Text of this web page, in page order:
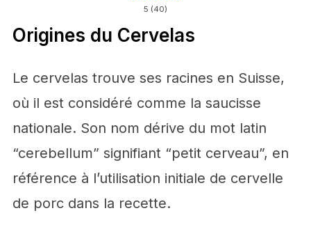
5 (40)
Origines du Cervelas
Le cervelas trouve ses racines en Suisse,
où il est considéré comme la saucisse
nationale. Son nom dérive du mot latin
“cerebellum” signifiant “petit cerveau”, en
référence à l’utilisation initiale de cervelle
de porc dans la recette.